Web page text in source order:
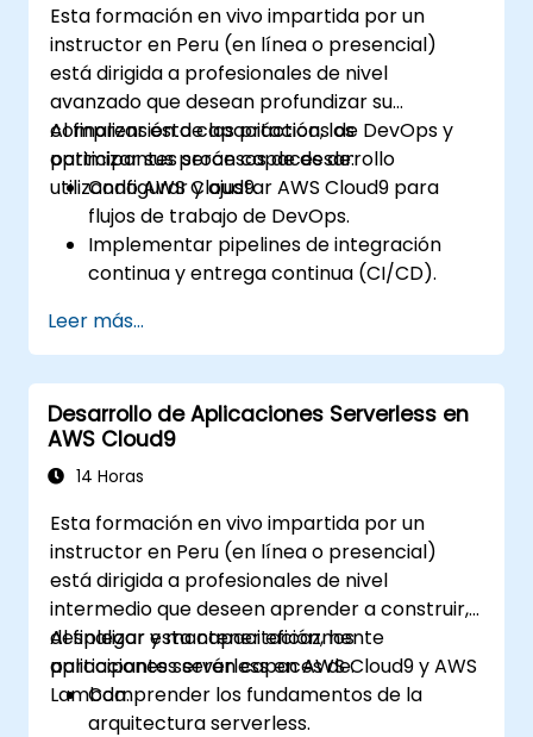
Esta formación en vivo impartida por un
instructor en Peru (en línea o presencial)
está dirigida a profesionales de nivel
avanzado que desean profundizar su
comprensión de las prácticas de DevOps y
optimizar sus procesos de desarrollo
utilizando AWS Cloud9.
Al finalizar esta capacitación, los
participantes serán capaces de:
Configurar y ajustar AWS Cloud9 para
flujos de trabajo de DevOps.
Implementar pipelines de integración
continua y entrega continua (CI/CD).
monitoreo e implementación utilizando
AWS Cloud9.
Integrar servicios de AWS como Lambda,
EC2 y S3 en los flujos de trabajo de
DevOps.
Utilizar sistemas de control de versiones
Cloud9.
Leer más...
Desarrollo de Aplicaciones Serverless en
AWS Cloud9
14 Horas
Esta formación en vivo impartida por un
instructor en Peru (en línea o presencial)
está dirigida a profesionales de nivel
intermedio que deseen aprender a construir,
desplegar y mantener eficazmente
aplicaciones serverless en AWS Cloud9 y AWS
Lambda.
Al finalizar esta capacitación, los
participantes serán capaces de:
Comprender los fundamentos de la
arquitectura serverless.